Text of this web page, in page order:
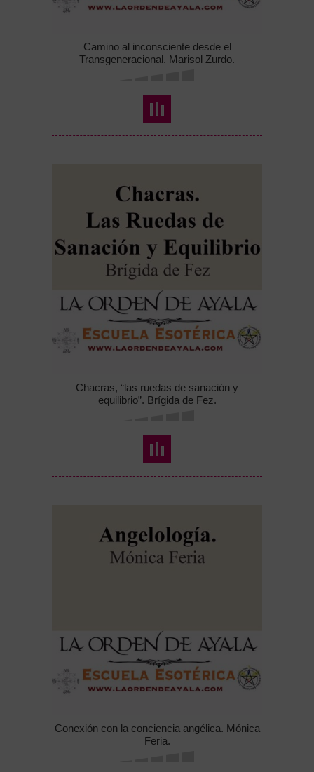
Camino al inconsciente desde el
Transgeneracional. Marisol Zurdo.
Chacras, “las ruedas de sanación y
equilibrio”. Brígida de Fez.
Conexión con la conciencia angélica. Mónica
Feria.